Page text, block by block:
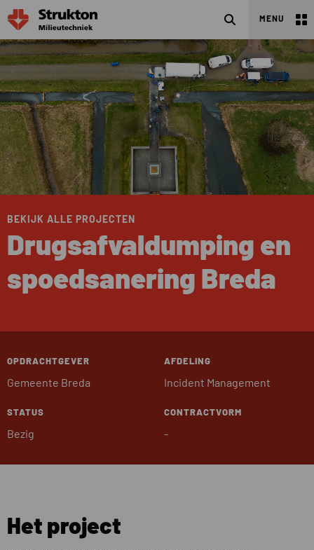
ZoekenMENU
BEKIJK ALLE PROJECTEN
Drugsafvaldumping en
spoedsanering Breda
OPDRACHTGEVER
Gemeente Breda
AFDELING
Incident Management
STATUS
Bezig
CONTRACTVORM
-
Het project